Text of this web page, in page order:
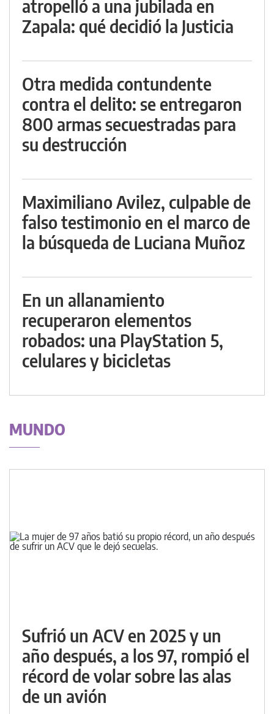
atropelló a una jubilada en
Zapala: qué decidió la Justicia
Otra medida contundente
contra el delito: se entregaron
800 armas secuestradas para
su destrucción
Maximiliano Avilez, culpable de
falso testimonio en el marco de
la búsqueda de Luciana Muñoz
En un allanamiento
recuperaron elementos
robados: una PlayStation 5,
celulares y bicicletas
MUNDO
Sufrió un ACV en 2025 y un
año después, a los 97, rompió el
récord de volar sobre las alas
de un avión